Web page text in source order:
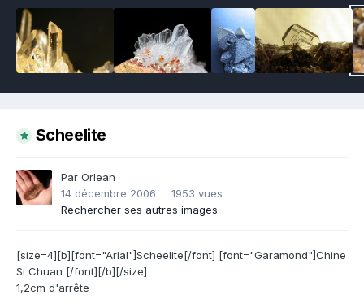
Scheelite
Par Orlean
14 décembre 2006
1953 vues
Rechercher ses autres images
[size=4][b][font="Arial"]Scheelite[/font] [font="Garamond"]Chine
Si Chuan [/font][/b][/size]
1,2cm d'arrête